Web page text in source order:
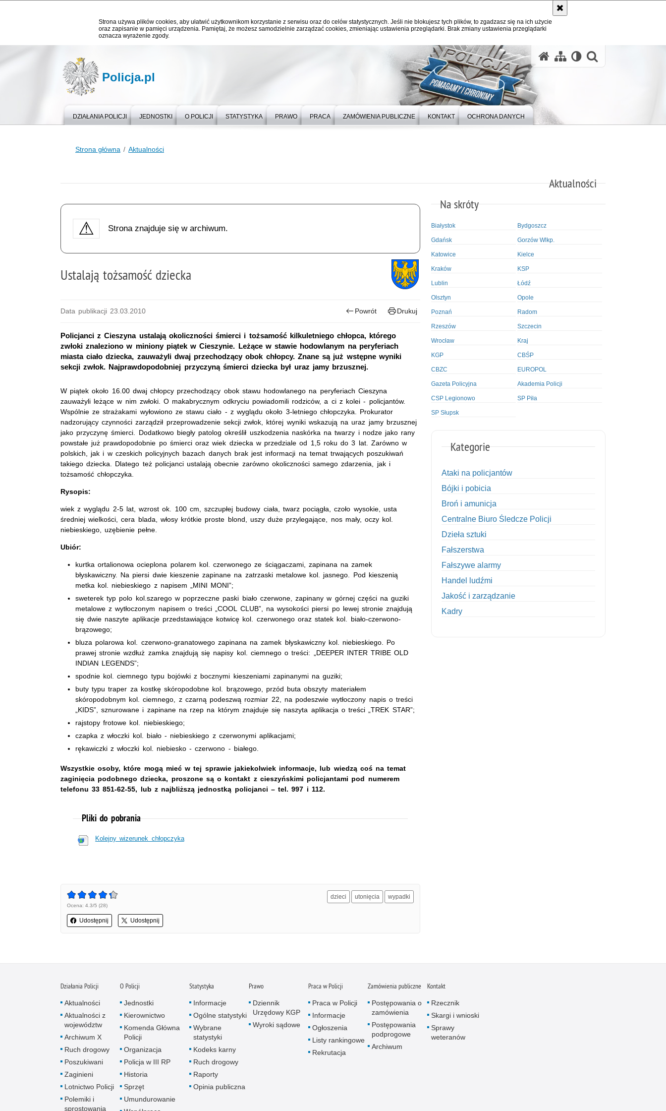
Strona używa plików cookies, aby ułatwić użytkownikom korzystanie z serwisu oraz do celów statystycznych. Jeśli nie blokujesz tych plików, to zgadzasz się na ich użycie
oraz zapisanie w pamięci urządzenia. Pamiętaj, że możesz samodzielnie zarządzać cookies, zmieniając ustawienia przeglądarki. Brak zmiany ustawienia przeglądarki
oznacza wyrażenie zgody.
Policja.pl
DZIAŁANIA POLICJI JEDNOSTKI O POLICJI STATYSTYKA PRAWO PRACA ZAMÓWIENIA PUBLICZNE KONTAKT OCHRONA DANYCH
Strona główna Aktualności
Aktualności
Strona znajduje się w archiwum.
Ustalają tożsamość dziecka
Data publikacji 23.03.2010 Powrót Drukuj
Policjanci z Cieszyna ustalają okoliczności śmierci i tożsamość kilkuletniego chłopca, którego
zwłoki znaleziono w miniony piątek w Cieszynie. Leżące w stawie hodowlanym na peryferiach
miasta ciało dziecka, zauważyli dwaj przechodzący obok chłopcy. Znane są już wstępne wyniki
sekcji zwłok. Najprawdopodobniej przyczyną śmierci dziecka był uraz jamy brzusznej.
W piątek około 16.00 dwaj chłopcy przechodzący obok stawu hodowlanego na peryferiach Cieszyna
zauważyli leżące w nim zwłoki. O makabrycznym odkryciu powiadomili rodziców, a ci z kolei - policjantów.
Wspólnie ze strażakami wyłowiono ze stawu ciało - z wyglądu około 3-letniego chłopczyka. Prokurator
nadzorujący czynności zarządził przeprowadzenie sekcji zwłok, której wyniki wskazują na uraz jamy brzusznej
jako przyczynę śmierci. Dodatkowo biegły patolog określił uszkodzenia naskórka na twarzy i nodze jako rany
powstałe już prawdopodobnie po śmierci oraz wiek dziecka w przedziale od 1,5 roku do 3 lat. Zarówno w
polskich, jak i w czeskich policyjnych bazach danych brak jest informacji na temat trwających poszukiwań
takiego dziecka. Dlatego też policjanci ustalają obecnie zarówno okoliczności samego zdarzenia, jak i
tożsamość chłopczyka.
Rysopis:
wiek z wyglądu 2-5 lat, wzrost ok. 100 cm, szczupłej budowy ciała, twarz pociągła, czoło wysokie, usta
średniej wielkości, cera blada, włosy krótkie proste blond, uszy duże przylegające, nos mały, oczy kol.
niebieskiego, uzębienie pełne.
Ubiór:
kurtka ortalionowa ocieplona polarem kol. czerwonego ze ściągaczami, zapinana na zamek
błyskawiczny. Na piersi dwie kieszenie zapinane na zatrzaski metalowe kol. jasnego. Pod kieszenią
metka kol. niebieskiego z napisem „MINI MONI”;
sweterek typ polo kol.szarego w poprzeczne paski biało czerwone, zapinany w górnej części na guziki
metalowe z wytłoczonym napisem o treści „COOL CLUB”, na wysokości piersi po lewej stronie znajdują
się dwie naszyte aplikacje przedstawiające kotwicę kol. czerwonego oraz statek kol. biało-czerwono-
brązowego;
bluza polarowa kol. czerwono-granatowego zapinana na zamek błyskawiczny kol. niebieskiego. Po
prawej stronie wzdłuż zamka znajdują się napisy kol. ciemnego o treści: „DEEPER INTER TRIBE OLD
INDIAN LEGENDS”;
spodnie kol. ciemnego typu bojówki z bocznymi kieszeniami zapinanymi na guziki;
buty typu traper za kostkę skóropodobne kol. brązowego, przód buta obszyty materiałem
skóropodobnym kol. ciemnego, z czarną podeszwą rozmiar 22, na podeszwie wytłoczony napis o treści
„KIDS”, sznurowane i zapinane na rzep na którym znajduje się naszyta aplikacja o treści „TREK STAR”;
rajstopy frotowe kol. niebieskiego;
czapka z włoczki kol. biało - niebieskiego z czerwonymi aplikacjami;
rękawiczki z włoczki kol. niebiesko - czerwono - białego.
Wszystkie osoby, które mogą mieć w tej sprawie jakiekolwiek informacje, lub wiedzą coś na temat
zaginięcia podobnego dziecka, proszone są o kontakt z cieszyńskimi policjantami pod numerem
telefonu 33 851-62-55, lub z najbliższą jednostką policjanci – tel. 997 i 112.
Pliki do pobrania
Kolejny wizerunek chłopczyka
Ocena: 4.3/5 (28)
Udostępnij Udostępnij
dzieci utonięcia wypadki
Na skróty
Białystok Bydgoszcz
Gdańsk Gorzów Wlkp.
Katowice Kielce
Kraków KSP
Lublin Łódź
Olsztyn Opole
Poznań Radom
Rzeszów Szczecin
Wrocław Kraj
KGP CBŚP
CBZC EUROPOL
Gazeta Policyjna Akademia Policji
CSP Legionowo SP Piła
SP Słupsk
Kategorie
Ataki na policjantów
Bójki i pobicia
Broń i amunicja
Centralne Biuro Śledcze Policji
Dzieła sztuki
Fałszerstwa
Fałszywe alarmy
Handel ludźmi
Jakość i zarządzanie
Kadry
Polemiki i sprostowania
Policja inaczej
Policjant z pasją
Działania Policji
Aktualności
Aktualności z
województw
Archiwum X
Ruch drogowy
Poszukiwani
Zaginieni
Lotnictwo Policji
Polemiki i
sprostowania
O Policji
Jednostki
Kierownictwo
Komenda Główna
Policji
Organizacja
Policja w III RP
Historia
Sprzęt
Umundurowanie
Statystyka
Informacje
Ogólne statystyki
Wybrane
statystyki
Kodeks karny
Ruch drogowy
Raporty
Opinia publiczna
Prawo
Dziennik
Urzędowy KGP
Wyroki sądowe
Praca w Policji
Praca w Policji
Informacje
Ogłoszenia
Listy rankingowe
Rekrutacja
Zamówienia publiczne
Postępowania o
zamówienia
Postępowania
podprogowe
Archiwum
Kontakt
Rzecznik
Skargi i wnioski
Sprawy
weteranów